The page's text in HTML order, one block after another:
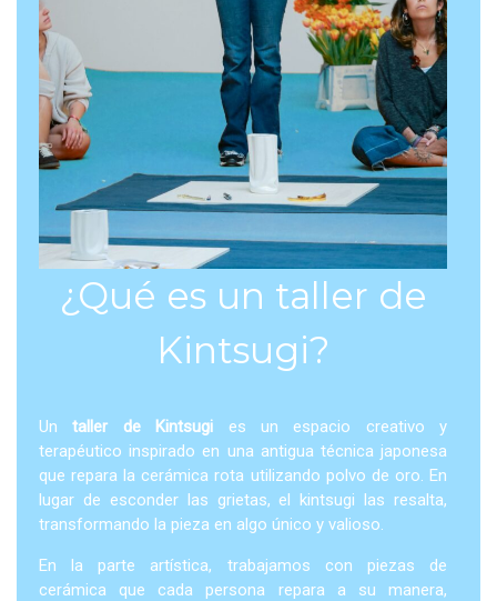
¿Qué es un taller de
Kintsugi?
Untaller de Kintsugi es un espacio creativo y
terapéutico inspirado en una antigua técnica japonesa
que repara la cerámica rota utilizando polvo de oro. En
lugar de esconder las grietas, el kintsugi las resalta,
transformando la pieza en algo único y valioso.
En la parte artística, trabajamos con piezas de
cerámica que cada persona repara a su manera,